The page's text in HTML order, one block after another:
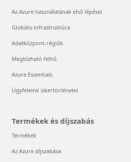
Az Azure használatának első lépései
Globális infrastruktúra
Adatközpont-régiók
Megbízható felhő
Azure Essentials
Ügyfeleink sikertörténetei
Termékek és díjszabás
Termékek
Az Azure díjszabása